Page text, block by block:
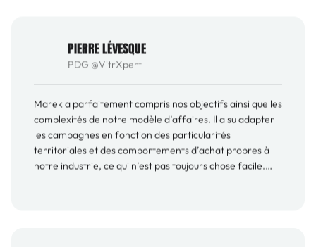
PDG@VitrXpert
complexités de notre modèle d’affaires. Il a su adapter
les campagnes en fonction des particularités
territoriales et des comportements d’achat propres à
notre industrie, ce qui n’est pas toujours chose facile.
Avec son approche proactive ainsi que ses